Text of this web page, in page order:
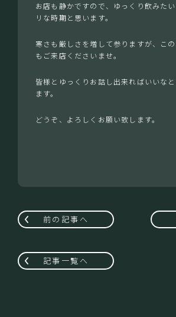
お店も静かですので、ゆっくり飲みた
リな時期と思います。
寒さも厳しさを増して参りますが、こ
もご来店くださいませ。
皆様とゆっくりお話し出来ればいいな
ます。
どうぞ、よろしくお願い致します。
前の記事へ
記事一覧へ